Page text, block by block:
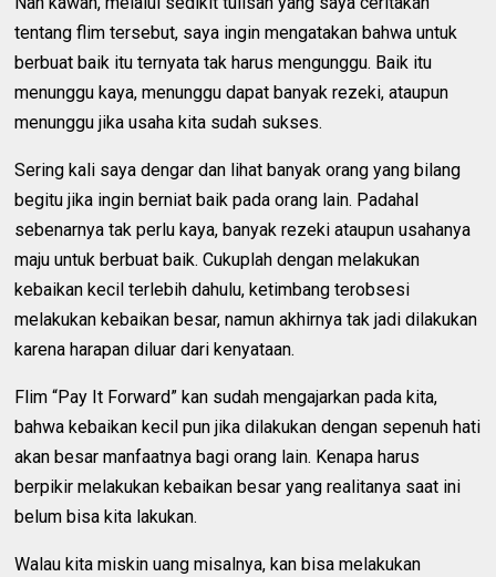
tentang flim tersebut, saya ingin mengatakan bahwa untuk
berbuat baik itu ternyata tak harus mengunggu. Baik itu
menunggu kaya, menunggu dapat banyak rezeki, ataupun
menunggu jika usaha kita sudah sukses.
Sering kali saya dengar dan lihat banyak orang yang bilang
begitu jika ingin berniat baik pada orang lain. Padahal
sebenarnya tak perlu kaya, banyak rezeki ataupun usahanya
maju untuk berbuat baik. Cukuplah dengan melakukan
kebaikan kecil terlebih dahulu, ketimbang terobsesi
melakukan kebaikan besar, namun akhirnya tak jadi dilakukan
karena harapan diluar dari kenyataan.
Flim “Pay It Forward” kan sudah mengajarkan pada kita,
bahwa kebaikan kecil pun jika dilakukan dengan sepenuh hati
akan besar manfaatnya bagi orang lain. Kenapa harus
berpikir melakukan kebaikan besar yang realitanya saat ini
belum bisa kita lakukan.
Walau kita miskin uang misalnya, kan bisa melakukan